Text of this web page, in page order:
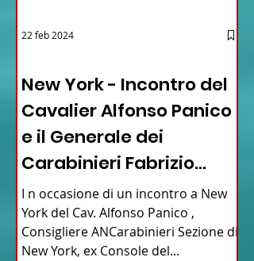
New York - Incontro del
Cavalier Alfonso Panico
e il Generale dei
Carabinieri Fabrizio
Parrulli
I n occasione di un incontro a New
York del Cav. Alfonso Panico ,
Consigliere ANCarabinieri Sezione di
New York, ex Console del...
22 feb 2024